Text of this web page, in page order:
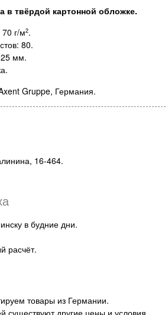
в твёрдой картонной обложке.
г/м2.
80.
мм.
Gruppe, Германия.
16-464.
в будние дни.
расчёт.
товары из Германии.
существуют другие цены и условия